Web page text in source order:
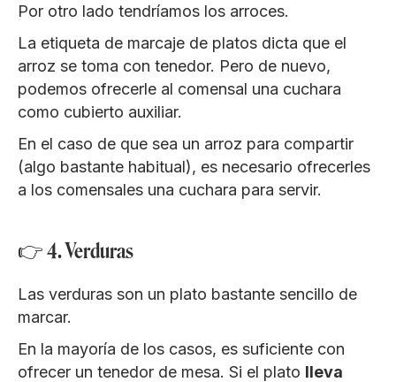
Por otro lado tendríamos los arroces.
La etiqueta de marcaje de platos dicta que el
arroz se toma con tenedor. Pero de nuevo,
podemos ofrecerle al comensal una cuchara
como cubierto auxiliar.
En el caso de que sea un arroz para compartir
(algo bastante habitual), es necesario ofrecerles
a los comensales una cuchara para servir.
👉 4. Verduras
Las verduras son un plato bastante sencillo de
marcar.
En la mayoría de los casos, es suficiente con
ofrecer un tenedor de mesa. Si el plato lleva